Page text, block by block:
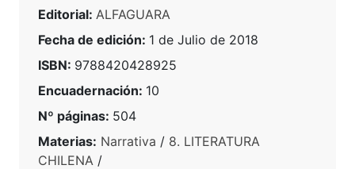
Editorial: ALFAGUARA
Fecha de edición: 1 de Julio de 2018
ISBN: 9788420428925
Encuadernación: 10
Nº páginas: 504
Materias: Narrativa / 8. LITERATURA
CHILENA /